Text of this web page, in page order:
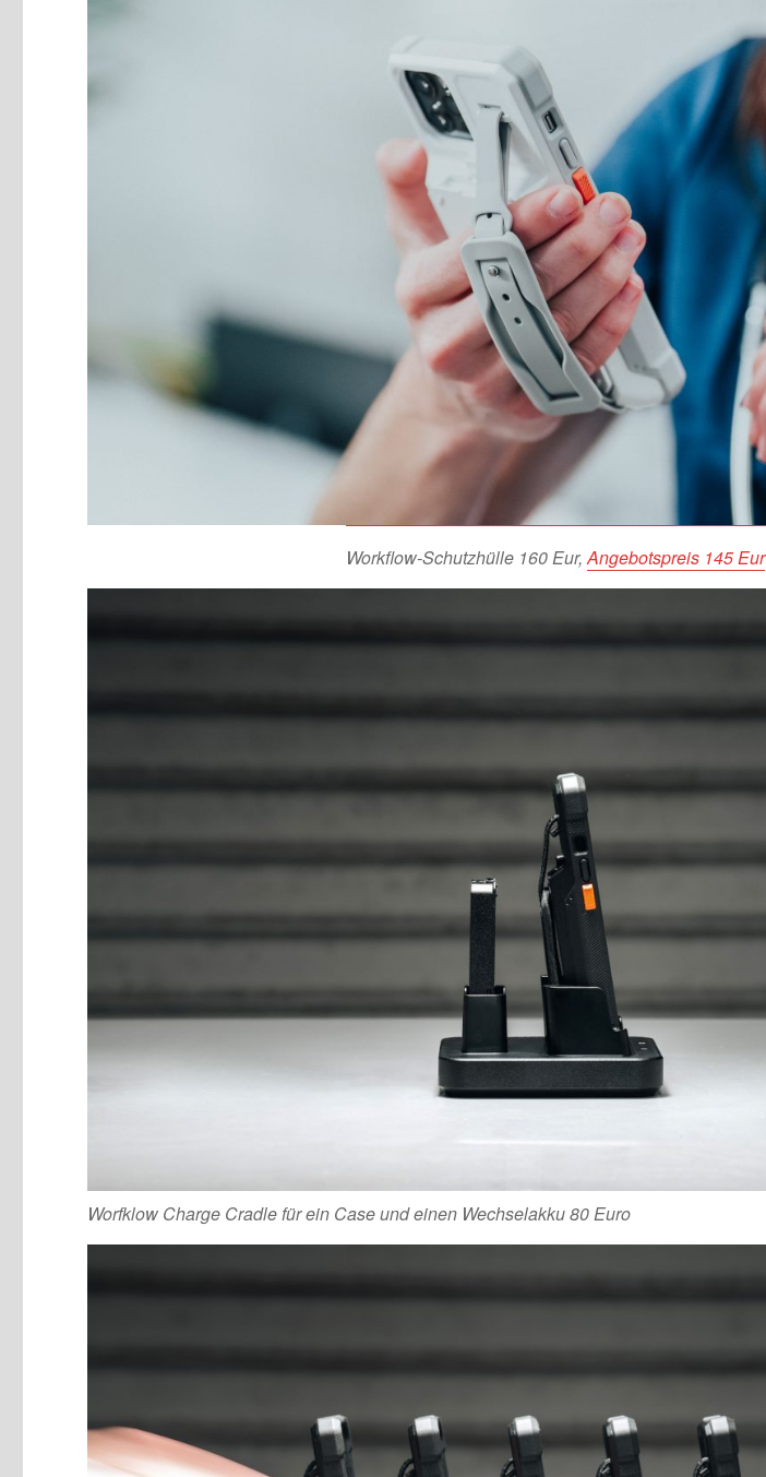
Workflow-Schutzhülle 160 Eur,Angebotspreis 145 Eur
Worfklow Charge Cradle für ein Case und einen Wechselakku 80 Euro